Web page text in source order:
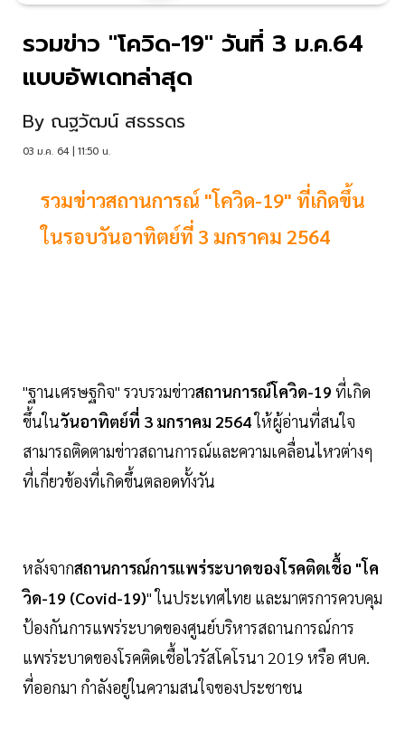
รวมข่าว "โควิด-19" วันที่ 3 ม.ค.64
แบบอัพเดทล่าสุด
By ณฐวัฒน์ สธรรดร
03 ม.ค. 64 | 11:50 น.
รวมข่าวสถานการณ์ "โควิด-19" ที่เกิดขึ้น
ในรอบวันอาทิตย์ที่ 3 มกราคม 2564
"ฐานเศรษฐกิจ" รวบรวมข่าวสถานการณ์โควิด-19 ที่เกิด
ขึ้นในวันอาทิตย์ที่ 3 มกราคม 2564ให้ผู้อ่านที่สนใจ
สามารถติดตามข่าวสถานการณ์และความเคลื่อนไหวต่างๆ
ที่เกี่ยวข้องที่เกิดขึ้นตลอดทั้งวัน
หลังจากสถานการณ์การแพร่ระบาดของโรคติดเชื้อ "โค
วิด-19 (Covid-19)" ในประเทศไทย และมาตรการควบคุม
ป้องกันการแพร่ระบาดของศูนย์บริหารสถานการณ์การ
แพร่ระบาดของโรคติดเชื้อไวรัสโคโรนา 2019 หรือ ศบค.
ที่ออกมา กำลังอยู่ในความสนใจของประชาชน